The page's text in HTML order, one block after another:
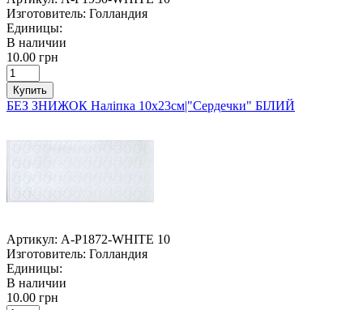
Изготовитель: Голландия
Единицы:
В наличии
10.00 грн
Купить
БЕЗ ЗНИЖОК Наліпка 10х23см|"Сердечки" БІЛИЙ
Артикул: A-P1872-WHITE 10
Изготовитель: Голландия
Единицы:
В наличии
10.00 грн